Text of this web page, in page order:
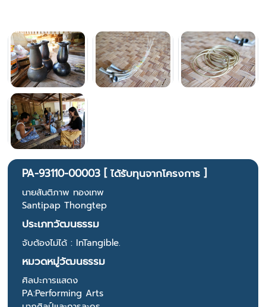
PA-93110-00003 [ ได้รับทุนจากโครงการ ]
นายสันติภาพ ทองเทพ
Santipap Thongtep
ประเภทวัฒนธรรม
จับต้องไม่ได้ : InTangible.
หมวดหมู่วัฒนธรรม
ศิลปะการแสดง
PA:Performing Arts